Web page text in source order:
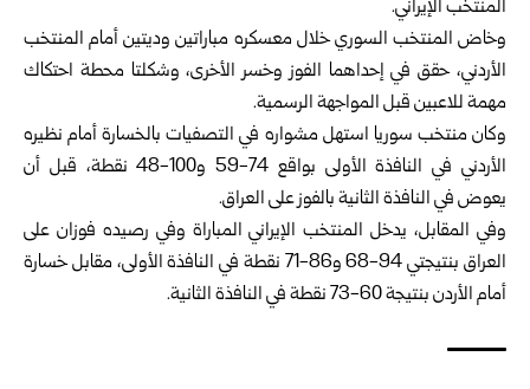
المنتخب الإيراني.‏
وخاض المنتخب السوري خلال معسكره مباراتين وديتين أمام المنتخب
الأردني، حقق في إحداهما الفوز وخسر الأخرى، ‏وشكلتا محطة احتكاك
مهمة للاعبين قبل المواجهة الرسمية.‏
وكان منتخب سوريا استهل مشواره في التصفيات بالخسارة أمام نظيره
الأردني في النافذة الأولى بواقع 74-59 و100-48 ‏نقطة، قبل أن
يعوض في النافذة الثانية بالفوز على العراق.‏
وفي المقابل، يدخل المنتخب الإيراني المباراة وفي رصيده فوزان على
العراق بنتيجتي 94-68 و86-71 نقطة في النافذة ‏الأولى، مقابل خسارة
أمام الأردن بنتيجة 60-73 نقطة في النافذة الثانية.‏